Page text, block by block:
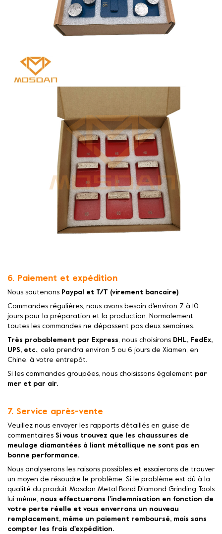
6. Paiement et expédition
Nous soutenons Paypal et T/T (virement bancaire)
Commandes régulières, nous avons besoin d'environ 7 à 10
jours pour la préparation et la production. Normalement
toutes les commandes ne dépassent pas deux semaines.
Très probablement par Express, nous choisirons DHL, FedEx,
UPS, etc., cela prendra environ 5 ou 6 jours de Xiamen, en
Chine, à votre entrepôt.
Si les commandes groupées, nous choisissons également par
mer et par air.
7. Service après-vente
Veuillez nous envoyer les rapports détaillés en guise de
commentaires Si vous trouvez que les chaussures de
meulage diamantées à liant métallique ne sont pas en
bonne performance.
Nous analyserons les raisons possibles et essaierons de trouver
un moyen de résoudre le problème. Si le problème est dû à la
qualité du produit Mosdan Metal Bond Diamond Grinding Tools
lui-même, nous effectuerons l'indemnisation en fonction de
votre perte réelle et vous enverrons un nouveau
remplacement, même un paiement remboursé, mais sans
compter les frais d'expédition.